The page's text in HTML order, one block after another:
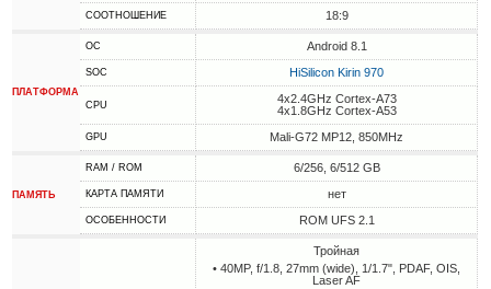
СООТНОШЕНИЕ 18:9
ПЛАТФОРМА
ОС Android 8.1
SOC HiSilicon Kirin 970
CPU
4x2.4GHz Cortex-A73
4x1.8GHz Cortex-A53
GPU Mali-G72 MP12, 850MHz
ПАМЯТЬ
RAM / ROM 6/256, 6/512 GB
КАРТА ПАМЯТИ нет
ОСОБЕННОСТИ ROM UFS 2.1
Тройная
• 40MP, f/1.8, 27mm (wide), 1/1.7", PDAF, OIS,
Laser AF